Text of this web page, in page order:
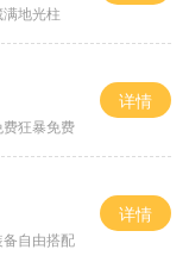
地光柱
狂暴免费
详情
自由搭配
详情